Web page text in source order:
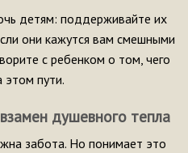
детям: поддерживайте их
они кажутся вам смешными
с ребенком о том, чего
этом пути.
душевного тепла
забота. Но понимает это